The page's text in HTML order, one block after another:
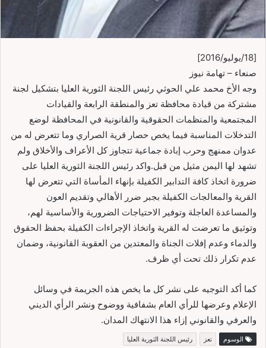
[18/يوليو/2016]
صنعاء – تهامة نيوز
وجه الأخ محمد علي الحوثي رئيس اللجنة الثورية العليا بتشكيل لجنة
مشتركة من قيادة محافظة تعز والمنطقة الرابعة والقيادات
المجتمعية والمنظمات الحقوقية والقانونية في المحافظة لوضع
التدخلات المناسبة فيما يخص حصار قرية الصراري وما تتعرض له من
عدوان ممنهج وحرب إبادة جماعية تتجاوز كل الأعراف والأخلاق ولم
تشهد لها اليمن مثيل من قبل.واكد رئيس اللجنة الثورية العليا على
ضرورة اتخاذ كافة التدابير الكفيلة بإنهاء المأساة التي تتعرض لها
القرية والمعالجات الكفيلة بجبر ضرر الأهالي وتقديم العون
والمساعدة العاجلة وتوفير الاحتياجات الضرورية والأساسية لهم،
وتوثيق ما تعرضت له القرية واتخاذ الإجراءات الكفيلة بحفظ الحقوق
والدماء وعدم إفلات الجناة والمعتدين من العقوبة القانونية، وضمان
عدم تكرار ذلك تحت أي ظرف.
كما أكد التوجيه على نشر كل ما يخص هذه الجريمة في وسائل
الإعلام وعرضها للرأي العام بشفافية ووضوح ونشر الرأي الديني
والعرفي والقانوني إزاء هذا الانتهاك المدان.
الوسوم تعز رئيس اللجنة الثورية العليا